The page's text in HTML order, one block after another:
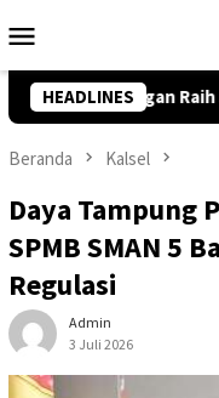
ke
Mobile
HEADLINES
Cup 2026
Beranda Kalsel
Daya Tampung
SPMB SMAN 5
Regulasi
Admin
3 Juli 2026